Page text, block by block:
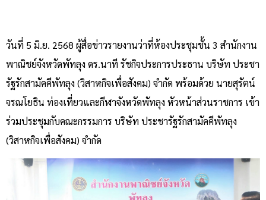
วันที่ 5 มิ.ย. 2568 ผู้สื่อข่าวรายงานว่าที่ห้องประชุมชั้น 3 สำนักงาน
พาณิชย์จังหวัดพัทลุง ดร.นาที รัชกิจประการประธาน บริษัท ประชา
รัฐรักสามัคคีพัทลุง (วิสาหกิจเพื่อสังคม) จำกัด พร้อมด้วย นายสุรัตน์
จรณโยธิน ท่องเที่ยวและกีฬาจังหวัดพัทลุง หัวหน้าส่วนราชการ เข้า
ร่วมประชุมกับคณะกรรมการ บริษัท ประชารัฐรักสามัคคีพัทลุง
(วิสาหกิจเพื่อสังคม) จำกัด